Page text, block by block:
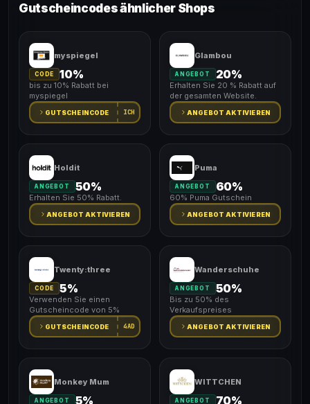
Gutscheincodes ähnlicher Shops
myspiegel
CODE 10%
bis zu 10% Rabatt bei
myspiegel
GUTSCHEINCODE ICH
Glambou
ANGEBOT 20%
Erhalten Sie 20 % Rabatt auf
der gesamten Website.
ANGEBOT AKTIVIEREN
Holdit
ANGEBOT 50%
Erhalten Sie 50% Rabatt.
ANGEBOT AKTIVIEREN
Puma
ANGEBOT 60%
60% Puma Gutschein
ANGEBOT AKTIVIEREN
Twenty:three
CODE 5%
Verwenden Sie einen
Gutscheincode von 5%
GUTSCHEINCODE 4AD
Wanderschuhe
ANGEBOT 50%
Bis zu 50% des
Verkaufspreises
ANGEBOT AKTIVIEREN
Monkey Mum
ANGEBOT 5%
WITTCHEN
ANGEBOT 70%